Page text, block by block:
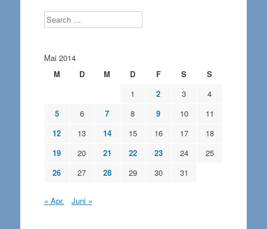
Search
Mai 2014
M
D M D F S
S
1
2 3
4
5
6 7 8 9 10
11
12
13 14 15 16 17
18
19
20 21 22 23 24
25
26
27 28 29 30 31
« Apr. Juni »